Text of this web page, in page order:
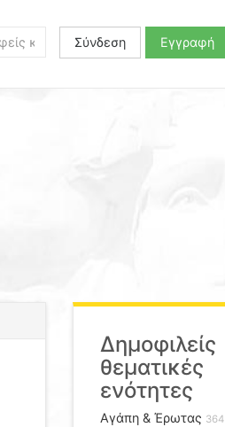
Σύνδεση Εγγραφή
Δημοφιλείς
θεματικές
ενότητες
Αγάπη & Έρωτας 364